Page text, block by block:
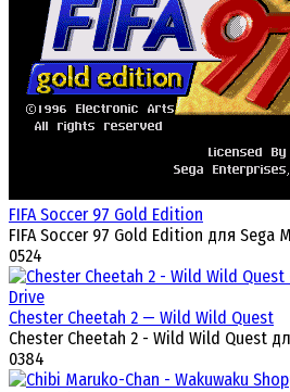
FIFA Soccer 97 Gold Edition
FIFA Soccer 97 Gold Edition для Sega
0524
Chester Cheetah 2 — Wild Wild Quest
Chester Cheetah 2 - Wild Wild Quest
0384